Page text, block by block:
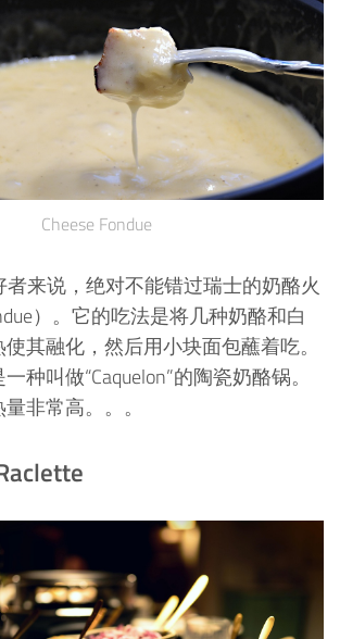
Cheese Fondue
者来说，绝对不能错过瑞士的奶酪火
）。它的吃法是将几种奶酪和白
其融化，然后用小块面包蘸着吃。
种叫做“Caquelon”的陶瓷奶酪锅。
非常高。。。